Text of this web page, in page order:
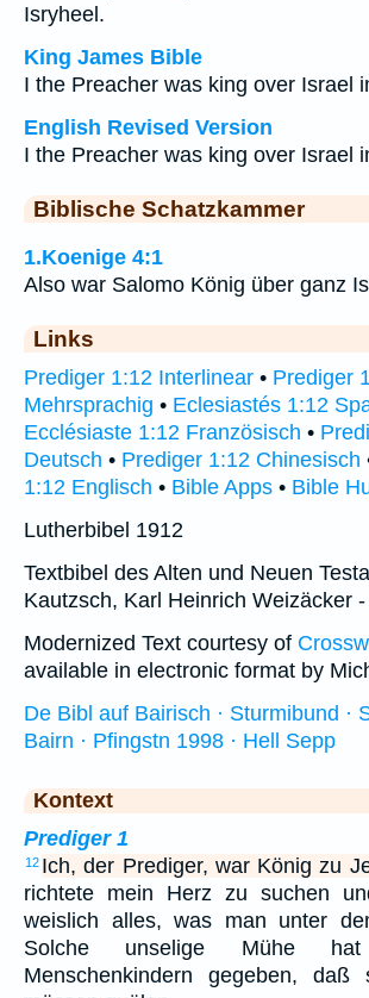
Isryheel.
King James Bible
I the Preacher was king over Israel
English Revised Version
I the Preacher was king over Israel
Biblische Schatzkammer
1.Koenige 4:1
Also war Salomo König über ganz
Links
Prediger 1:12 Interlinear • Prediger
Mehrsprachig • Eclesiastés 1:12
Ecclésiaste 1:12 Französisch •
Deutsch • Prediger 1:12 Chinesisch
1:12 Englisch • Bible Apps • Bible
Lutherbibel 1912
Textbibel des Alten und Neuen
Kautzsch, Karl Heinrich Weizäcker
Modernized Text courtesy of
available in electronic format by
De Bibl auf Bairisch · Sturmibund ·
Bairn · Pfingstn 1998 · Hell Sepp
Kontext
Prediger 1
12 Ich, der Prediger, war König zu
richtete mein Herz zu suchen
weislich alles, was man unter
Solche unselige Mühe
Menschenkindern gegeben,